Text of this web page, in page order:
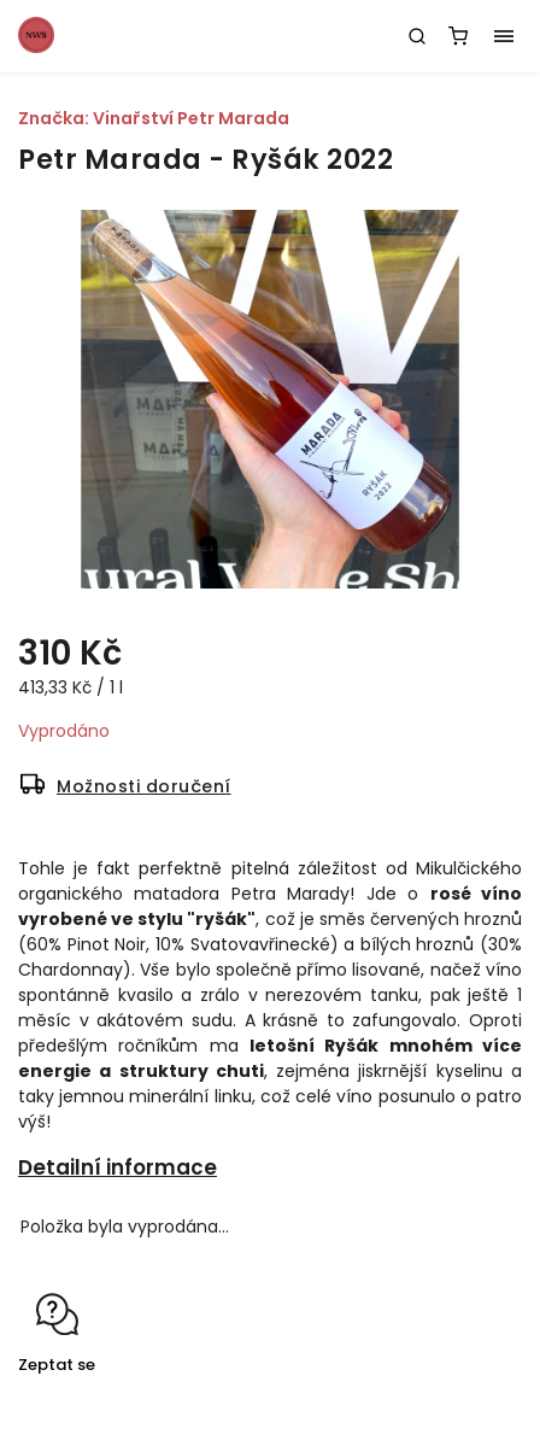
Petr Marada - Ryšák 2022
310 Kč
413,33 Kč / 1 l
Vyprodáno
Možnosti doručení
Tohle je fakt perfektně pitelná záležitost od Mikulčického
organického matadora Petra Marady! Jde o rosé víno
vyrobené ve stylu "ryšák", což je směs červených hroznů
(60% Pinot Noir, 10% Svatovavřinecké) a bílých hroznů (30%
Chardonnay). Vše bylo společně přímo lisované, načež víno
spontánně kvasilo a zrálo v nerezovém tanku, pak ještě 1
měsíc v akátovém sudu. A krásně to zafungovalo. Oproti
předešlým ročníkům ma letošní Ryšák mnohém více
energie a struktury chuti, zejména jiskrnější kyselinu a
taky jemnou minerální linku, což celé víno posunulo o patro
výš!
Detailní informace
Značka: Vinařství Petr Marada
Položka byla vyprodána…
Zeptat se